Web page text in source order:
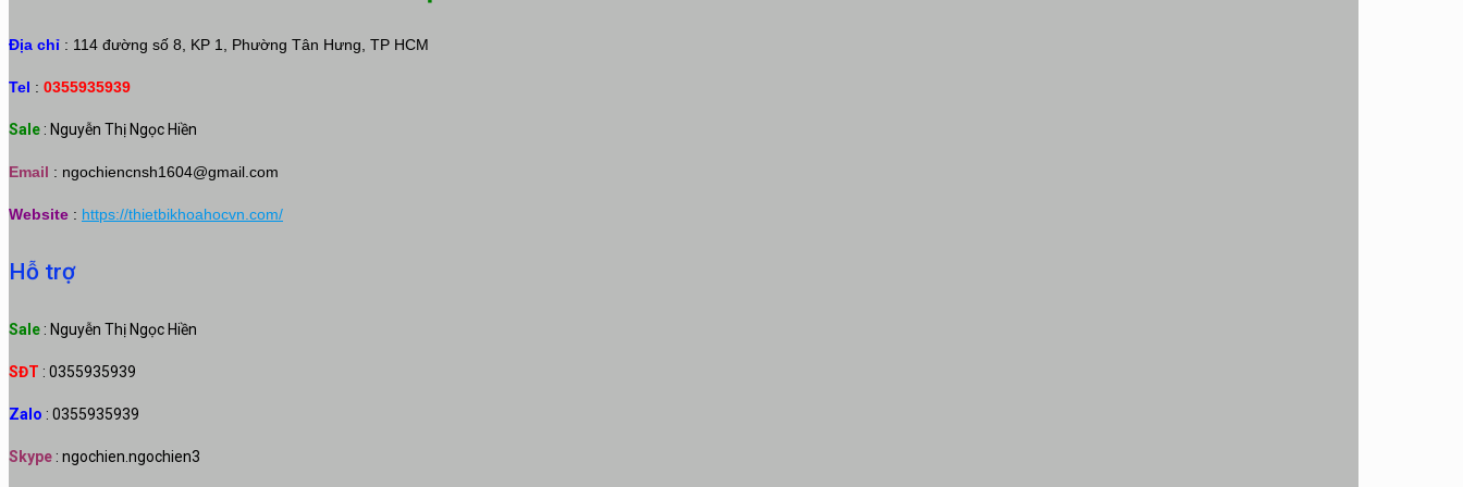
Địa chỉ : 114 đường số 8, KP 1, Phường Tân Hưng, TP HCM
Tel : 0355935939
Sale : Nguyễn Thị Ngọc Hiền
Email : ngochiencnsh1604@gmail.com
Website : https://thietbikhoahocvn.com/
Hỗ trợ
Sale : Nguyễn Thị Ngọc Hiền
SĐT : 0355935939
Zalo : 0355935939
Skype : ngochien.ngochien3